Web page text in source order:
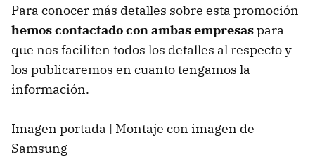
Para conocer más detalles sobre esta promoción
hemos contactado con ambas empresaspara
que nos faciliten todos los detalles al respecto y
los publicaremos en cuanto tengamos la
información.
Imagen portada | Montaje con imagen de
Samsung